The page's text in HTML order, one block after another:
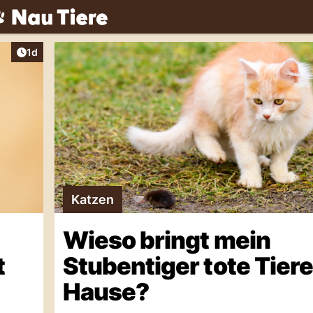
Artikel veröffentlicht:
1d
Katzen
Wieso bringt mein
Stubentiger tote
Hause?